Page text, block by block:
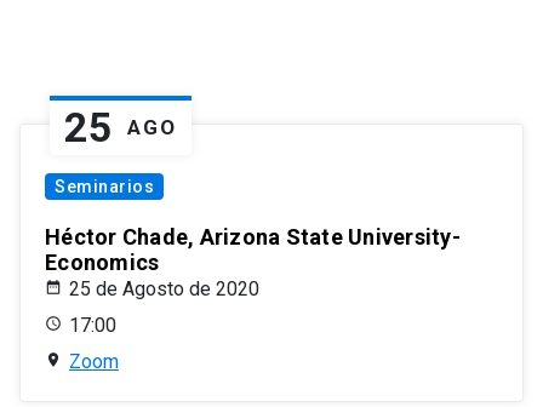
25 AGO
Seminarios
Héctor Chade, Arizona State University-
Economics
25 de Agosto de 2020
17:00
Zoom